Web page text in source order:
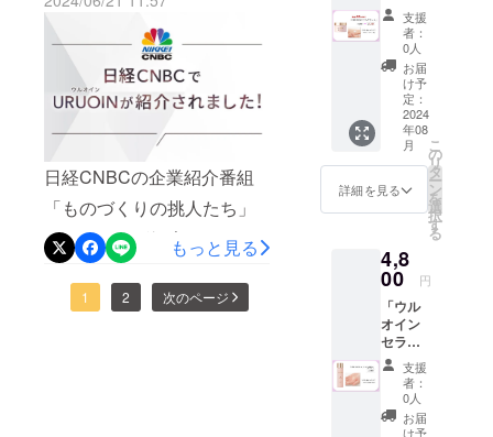
いができましたら幸いで
す。
合されているセラミドはそ
の中でも「天然ヒト型セラ
ミド（C24超長鎖型 ）」と
よばれるものになります。
複数種あるセラミドの中で
もヒトの肌にあるセラミド
と同じ構造のため肌になじ
みやすく、バリア機能が高
いことが確認されていま
す。ヒトは加齢等によるお
肌のセラミド不足により、
日経CNBCの企業紹介番組
「ものづくりの挑人たち」
でURUOINが紹介されまし
た！プロジェクトページの
メイン画像をクリックでも
もっと見る
1 2 次のページ
かないのに
しっかり保
湿。アル
リーで低刺
激。「効能
ジングケア
頂けます。
肌の機能を
根本から整
えたい。こ
の機会にぜ
ひ、貴方の
肌で実感し
税込
み、送
料込み
F】「ウ
ルオイ
ン セラ
ムク
リー
ム」 /
4,640円
〈商品
内容〉
・「ウ
ルオイ
ン セラ
ムク
ム」
30g 約
1.5か月
分 （通
常価
格：
5,800
円） ※
税込
み、送
料込み
支援
者：
0人
お届
け予
定：
2024
年08
月
詳細を見る
こ
の
リ
タ
ー
ン
を
選
択
す
る
4,8
00 円
「ウル
オイン
セラム
化粧
水」 /
4,800円
〈商品
内容〉
支援
者：
0人
お届
け予